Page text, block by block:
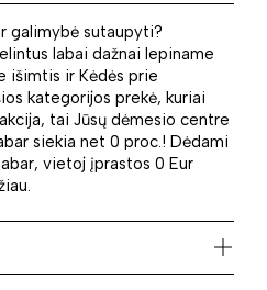
galimybė sutaupyti?
labai dažnai lepiname
išimtis ir Kėdės prie
kategorijos prekė, kuriai
tai Jūsų dėmesio centre
siekia net 0 proc.! Dėdami
vietoj įprastos 0 Eur